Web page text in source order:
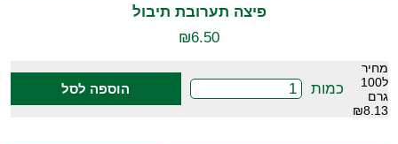
פיצה תערובת תיבול
₪6.50
מחיר
ל100
גרם
₪8.13
כמות הוספה לסל